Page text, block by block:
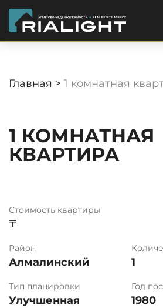
Главная > 1 комнатная
1 КОМНАТНАЯ
КВАРТИРА
Стоимость квартиры
₸
Район
Алмалинский 1
Тип планировки
Улучшенная
Год
1980